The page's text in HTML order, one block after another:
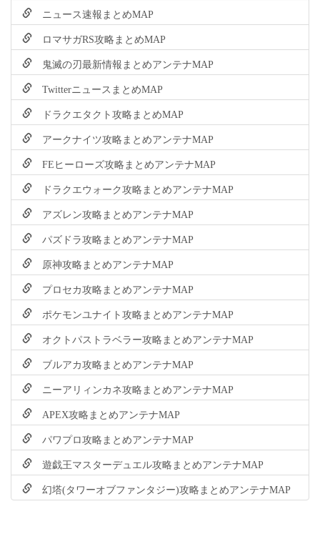
ニュース速報まとめMAP
ロマサガRS攻略まとめMAP
鬼滅の刃最新情報まとめアンテナMAP
TwitterニュースまとめMAP
ドラクエタクト攻略まとめMAP
アークナイツ攻略まとめアンテナMAP
FEヒーローズ攻略まとめアンテナMAP
ドラクエウォーク攻略まとめアンテナMAP
アズレン攻略まとめアンテナMAP
パズドラ攻略まとめアンテナMAP
原神攻略まとめアンテナMAP
プロセカ攻略まとめアンテナMAP
ポケモンユナイト攻略まとめアンテナMAP
オクトパストラベラー攻略まとめアンテナMAP
ブルアカ攻略まとめアンテナMAP
ニーアリィンカネ攻略まとめアンテナMAP
APEX攻略まとめアンテナMAP
パワプロ攻略まとめアンテナMAP
遊戯王マスターデュエル攻略まとめアンテナMAP
幻塔(タワーオブファンタジー)攻略まとめアンテナMAP